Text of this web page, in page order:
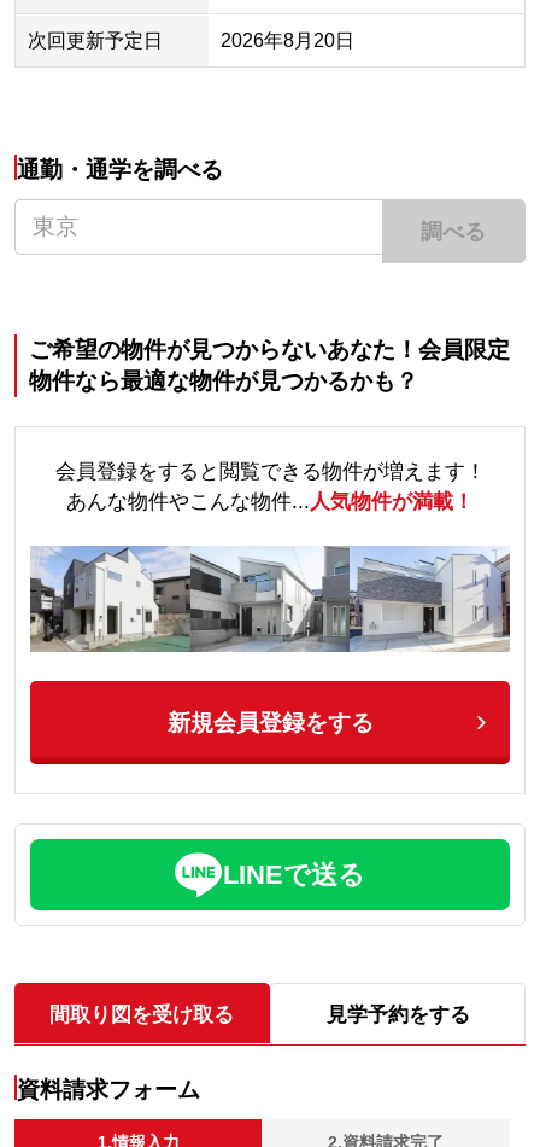
次回更新予定日 2026年8月20日
通勤・通学を調べる
調べる
ご希望の物件が見つからないあなた！会員限定
物件なら最適な物件が見つかるかも？
会員登録をすると閲覧できる物件が増えます！
あんな物件やこんな物件...人気物件が満載！
新規会員登録をする
LINEで送る
間取り図を受け取る 見学予約をする
資料請求フォーム
1.情報入力 2.資料請求完了